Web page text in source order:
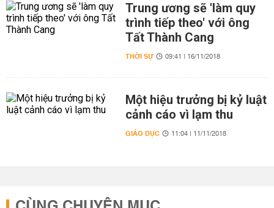
Trung ương sẽ 'làm quy
trình tiếp theo' với ông
Tất Thành Cang
THỜI SỰ 09:41 | 16/11/2018
Một hiệu trưởng bị kỷ luật
cảnh cáo vì lạm thu
GIÁO DỤC 11:04 | 11/11/2018